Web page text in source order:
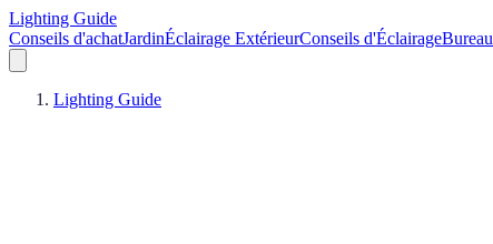
Lighting Guide
Conseils d'achatJardinÉclairage ExtérieurConseils d'ÉclairageBureau
Lighting Guide